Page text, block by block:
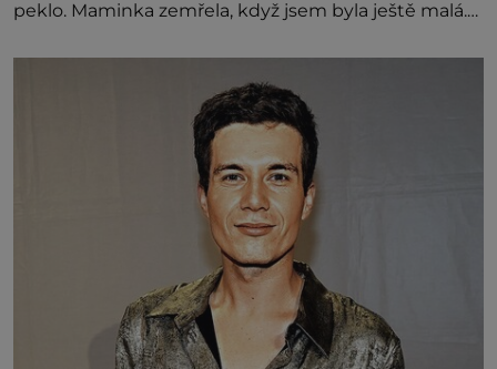
peklo. Maminka zemřela, když jsem byla ještě malá.
výplatu. Čtyři roky jsem chodila do školy u nás na
vesnici. Měli mě tam rádi, protože